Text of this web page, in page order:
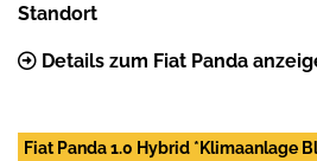
Standort
Details zum Fiat Panda
Fiat Panda 1.0 Hybrid *Klimaanlage